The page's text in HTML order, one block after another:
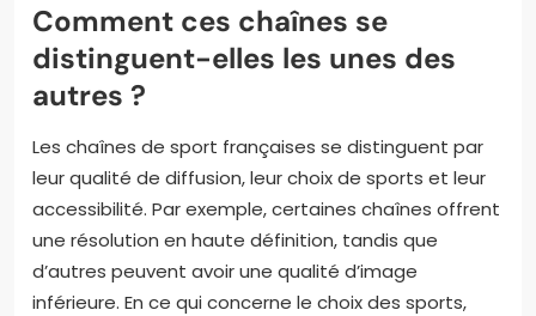
Comment ces chaînes se
distinguent-elles les unes des
autres ?
Les chaînes de sport françaises se distinguent par
leur qualité de diffusion, leur choix de sports et leur
accessibilité. Par exemple, certaines chaînes offrent
une résolution en haute définition, tandis que
d’autres peuvent avoir une qualité d’image
inférieure. En ce qui concerne le choix des sports,